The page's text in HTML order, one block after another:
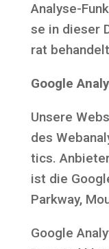
Ana­ly­se-
se in die­ser
rat
Goog­le
Unse­re
des
tics.
ist die
Park­way,
Goog­le